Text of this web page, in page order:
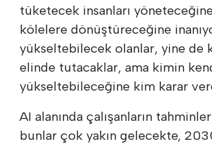
tüketecek insanları
kölelere dönüştüreceğine
yükseltebilecek olanlar, yine de
elinde tutacaklar, ama kimin
yükseltebileceğine kim karar
AI alanında çalışanların
bunlar çok yakın gelecekte,